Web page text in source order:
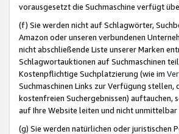
vorausgesetzt die Suchmaschine verfügt
(f) Sie werden nicht auf Schlagwörter,
Amazon oder unseren verbundenen
nicht abschließende Liste unserer Marken
Schlagwortauktionen auf Suchmaschinen
Kostenpflichtige Suchplatzierung (wie im
Suchmaschinen Links zur Verfügung
kostenfreien Suchergebnissen) auftauchen,
auf Ihre Website leiten und nicht
(g) Sie werden natürlichen oder juristischen